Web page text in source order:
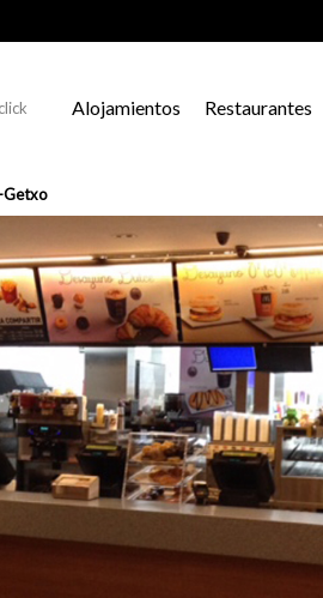
Alojamientos Restaurantes
Getxo